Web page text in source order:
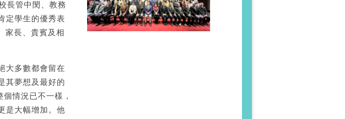
長管中閔、教務
定學生的優秀表
家長、貴賓及相
大多數都會留在
其夢想及最好的
情況已不一樣，
是大幅增加。他